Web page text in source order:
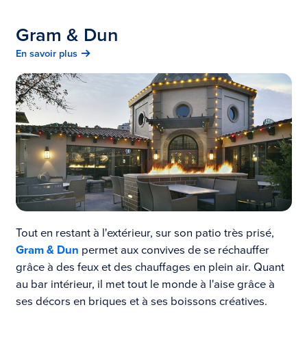
Gram & Dun
En savoir plus
Tout en restant à l'extérieur, sur son patio très prisé,
Gram & Dun permet aux convives de se réchauffer
grâce à des feux et des chauffages en plein air. Quant
au bar intérieur, il met tout le monde à l'aise grâce à
ses décors en briques et à ses boissons créatives.